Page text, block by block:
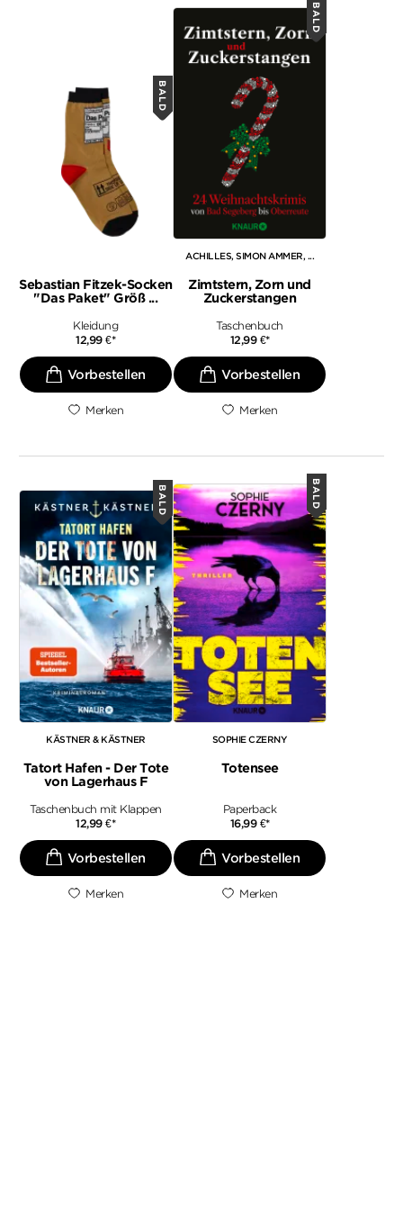
BALD
Sebastian Fitzek-Socken
"Das Paket" Größ ...
Kleidung
12,99€*
Merken
BALD
ACHILLES SIMON AMMER, ...
Zimtstern, Zorn und
Zuckerstangen
Taschenbuch
12,99 €*
Merken
BALD
KÄSTNER & KÄSTNER
Tatort Hafen - Der Tote
von Lagerhaus F
Taschenbuch mit Klappen
12,99€*
Merken
BALD
SOPHIE CZERNY
Totensee
Paperback
16,99 €*
Merken